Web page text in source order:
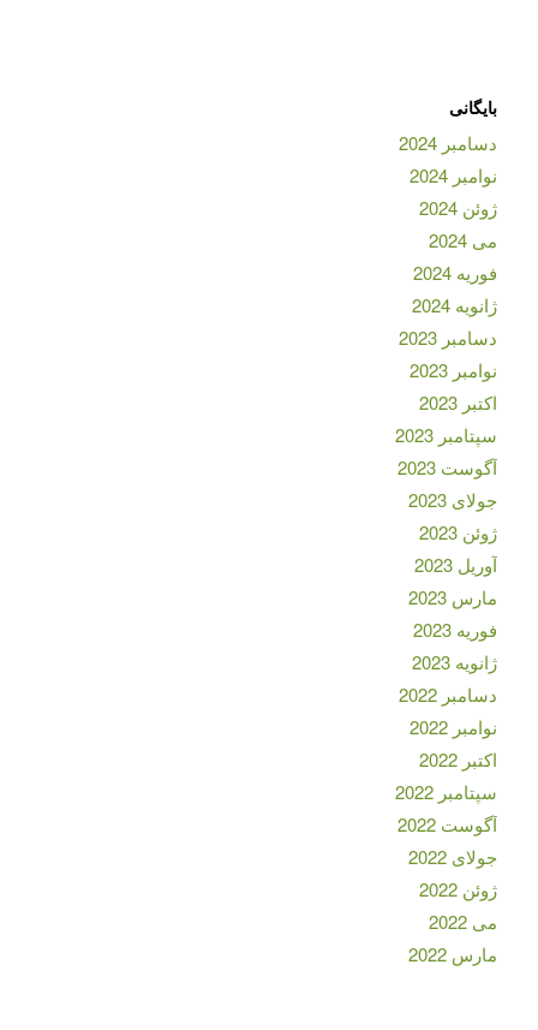
بایگانی
دسامبر 2024
نوامبر 2024
ژوئن 2024
می 2024
فوریه 2024
ژانویه 2024
دسامبر 2023
نوامبر 2023
اکتبر 2023
سپتامبر 2023
آگوست 2023
جولای 2023
ژوئن 2023
آوریل 2023
مارس 2023
فوریه 2023
ژانویه 2023
دسامبر 2022
نوامبر 2022
اکتبر 2022
سپتامبر 2022
آگوست 2022
جولای 2022
ژوئن 2022
می 2022
مارس 2022